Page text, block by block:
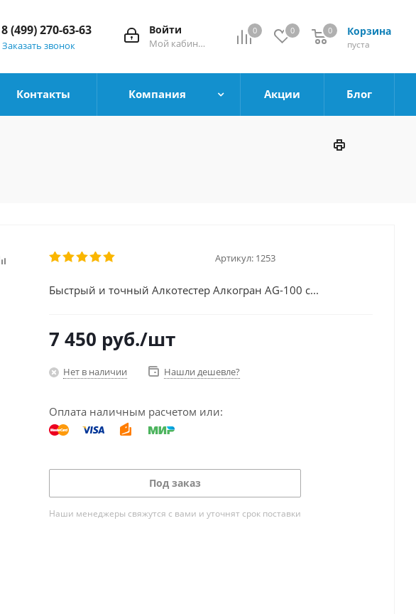
0 0 Корзина
0
пуста
0
Войти
Мой кабинет
8 (499) 270-63-63
Заказать звонок
Контакты Компания Акции Блог
Артикул: 1253
Быстрый и точный Алкотестер Алкогран AG-100 с...
7 450 руб./шт
Нет в наличии Нашли дешевле?
Оплата наличным расчетом или:
Под заказ
Наши менеджеры свяжутся с вами и уточнят срок поставки